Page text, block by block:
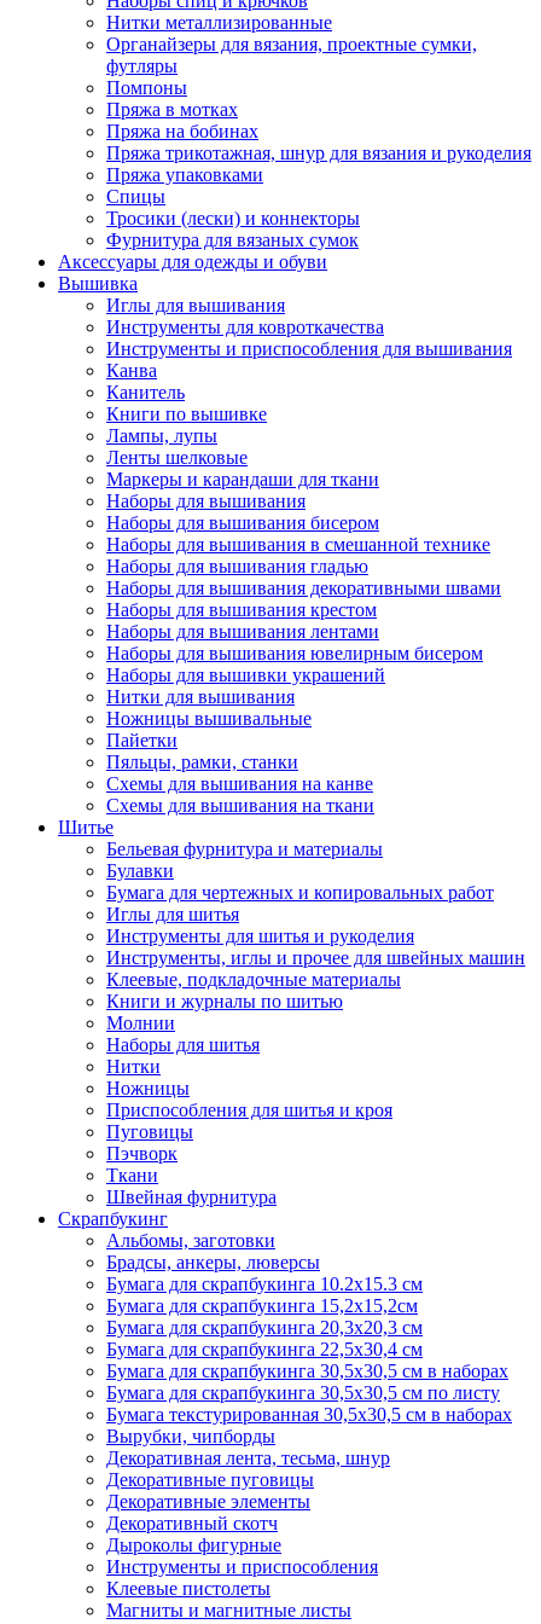
Нитки металлизированные
Органайзеры для вязания, проектные сумки,
футляры
Помпоны
Пряжа в мотках
Пряжа на бобинах
Пряжа трикотажная, шнур для вязания и рукоделия
Пряжа упаковками
Спицы
Тросики (лески) и коннекторы
Фурнитура для вязаных сумок
Аксессуары для одежды и обуви
Вышивка
Иглы для вышивания
Инструменты для ковроткачества
Инструменты и приспособления для вышивания
Канва
Канитель
Книги по вышивке
Лампы, лупы
Ленты шелковые
Маркеры и карандаши для ткани
Наборы для вышивания
Наборы для вышивания бисером
Наборы для вышивания в смешанной технике
Наборы для вышивания гладью
Наборы для вышивания декоративными швами
Наборы для вышивания крестом
Наборы для вышивания лентами
Наборы для вышивания ювелирным бисером
Наборы для вышивки украшений
Нитки для вышивания
Ножницы вышивальные
Пайетки
Пяльцы, рамки, станки
Схемы для вышивания на канве
Схемы для вышивания на ткани
Шитье
Бельевая фурнитура и материалы
Булавки
Бумага для чертежных и копировальных работ
Иглы для шитья
Инструменты для шитья и рукоделия
Инструменты, иглы и прочее для швейных машин
Клеевые, подкладочные материалы
Книги и журналы по шитью
Молнии
Наборы для шитья
Нитки
Ножницы
Приспособления для шитья и кроя
Пуговицы
Пэчворк
Ткани
Швейная фурнитура
Скрапбукинг
Альбомы, заготовки
Брадсы, анкеры, люверсы
Бумага для скрапбукинга 10.2х15.3 см
Бумага для скрапбукинга 15,2х15,2см
Бумага для скрапбукинга 20,3х20,3 см
Бумага для скрапбукинга 22,5х30,4 см
Бумага для скрапбукинга 30,5х30,5 см в наборах
Бумага для скрапбукинга 30,5х30,5 см по листу
Бумага текстурированная 30,5х30,5 см в наборах
Вырубки, чипборды
Декоративная лента, тесьма, шнур
Декоративные пуговицы
Декоративные элементы
Декоративный скотч
Дыроколы фигурные
Инструменты и приспособления
Клеевые пистолеты
Магниты и магнитные листы